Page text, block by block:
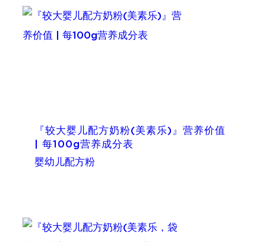
『较大婴儿配方奶粉(美素乐)』营养价值
| 每100g营养成分表
婴幼儿配方粉